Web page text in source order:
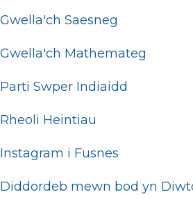
Gwella'ch Saesneg
Gwella'ch Mathemateg
Parti Swper Indiaidd
Rheoli Heintiau
Instagram i Fusnes
Diddordeb mewn bod yn